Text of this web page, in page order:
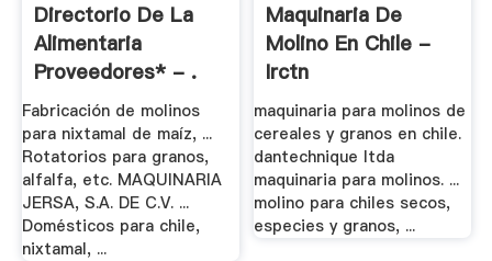
Directorio De La
Alimentaria
Proveedores* - .
Fabricación de molinos
para nixtamal de maíz, ...
Rotatorios para granos,
alfalfa, etc. MAQUINARIA
JERSA, S.A. DE C.V. ...
Domésticos para chile,
nixtamal, ...
Maquinaria De
Molino En Chile -
Irctn
maquinaria para molinos de
cereales y granos en chile.
dantechnique ltda
maquinaria para molinos. ...
molino para chiles secos,
especies y granos, ...